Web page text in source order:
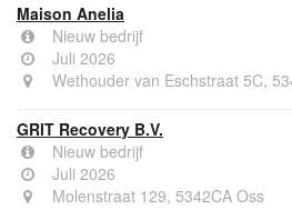
Maison Anelia
Nieuw bedrijf
Juli 2026
Wethouder van Eschstraat 5C,
GRIT Recovery B.V.
Nieuw bedrijf
Juli 2026
Molenstraat 129, 5342CA Oss